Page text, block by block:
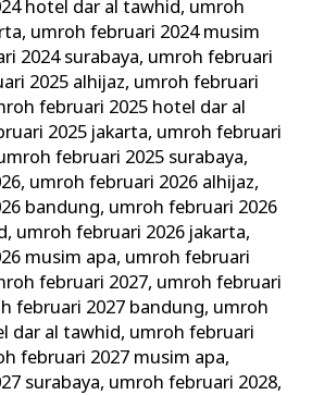
hotel dar al tawhid, umroh
, umroh februari 2024 musim
2024 surabaya, umroh februari
2025 alhijaz, umroh februari
februari 2025 hotel dar al
2025 jakarta, umroh februari
februari 2025 surabaya,
, umroh februari 2026 alhijaz,
bandung, umroh februari 2026
, umroh februari 2026 jakarta,
musim apa, umroh februari
februari 2027, umroh februari
februari 2027 bandung, umroh
dar al tawhid, umroh februari
februari 2027 musim apa,
surabaya, umroh februari 2028,